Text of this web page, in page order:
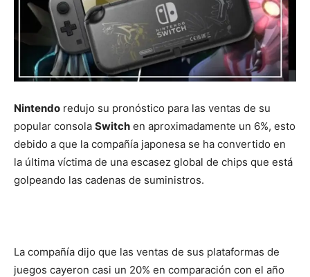
Nintendo redujo su pronóstico para las ventas de su
popular consola Switch en aproximadamente un 6%, esto
debido a que la compañía japonesa se ha convertido en
la última víctima de una escasez global de chips que está
golpeando las cadenas de suministros.
La compañía dijo que las ventas de sus plataformas de
juegos cayeron casi un 20% en comparación con el año